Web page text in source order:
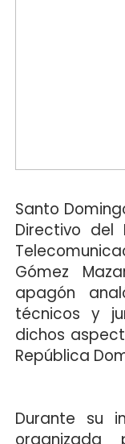
Santo
Directivo del
Gómez
apagón
técnicos y
dichos
República
Durante su